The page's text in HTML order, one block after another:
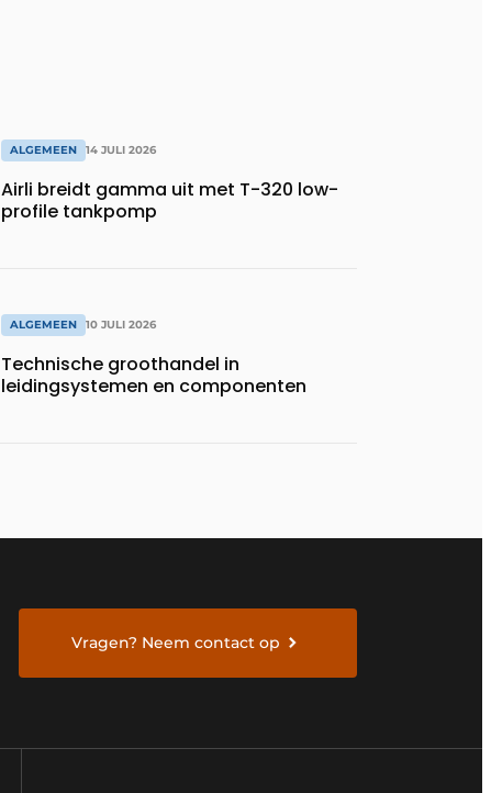
ALGEMEEN 14 JULI 2026
Airli breidt gamma uit met T-320 low-
profile tankpomp
ALGEMEEN 10 JULI 2026
Technische groothandel in
leidingsystemen en componenten
Vragen? Neem contact op